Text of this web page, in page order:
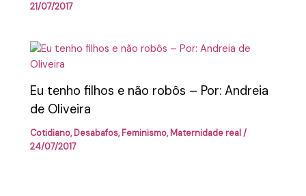
21/07/2017
Eu tenho filhos e não robôs – Por: Andreia
de Oliveira
Cotidiano,Desabafos,Feminismo,Maternidade real/
24/07/2017